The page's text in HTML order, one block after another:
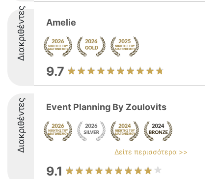
Διακριθέντες Amelie
9.7
Διακριθέντες Event Planning By Zoulovits
Δείτε περισσότερα >>
9.1